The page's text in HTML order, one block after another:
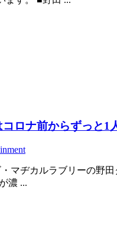
ロナ前からずっと
マヂカルラブリーの野
濃 ...